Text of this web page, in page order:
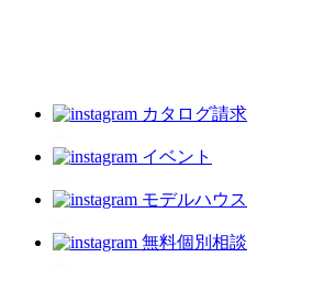
カタログ請求
イベント
モデルハウス
無料個別相談